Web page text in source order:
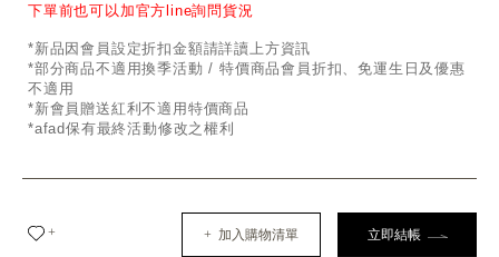
下單前也可以加官方line詢問貨況
*新品因會員設定折扣金額請詳讀上方資訊
*部分商品不適用換季活動 / 特價商品會員折扣、免運生日及優惠
不適用
*新會員贈送紅利不適用特價商品
*afad保有最終活動修改之權利
+ + 加入購物清單 立即結帳